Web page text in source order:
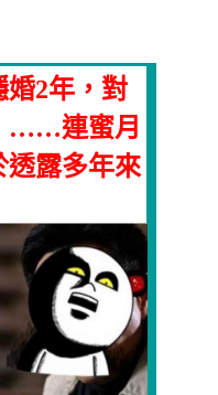
婚2年，對
……連蜜月
透露多年來